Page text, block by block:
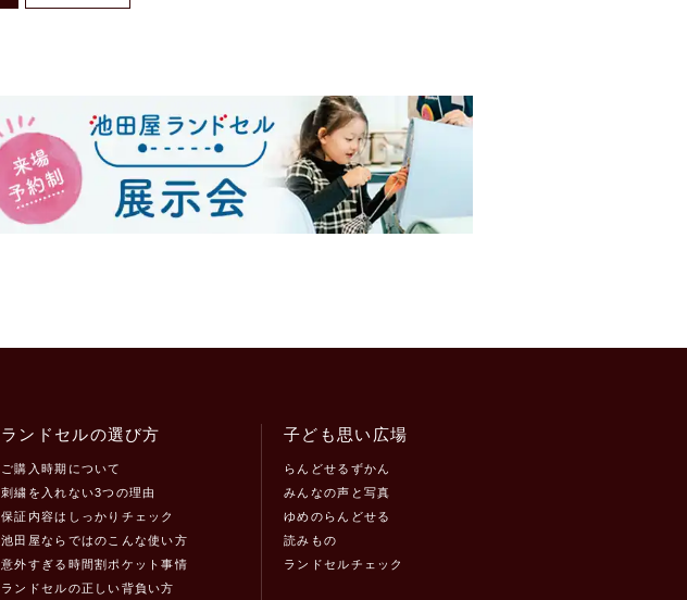
ランドセルの選び方
ご購入時期について
刺繍を入れない3つの理由
保証内容はしっかりチェック
池田屋ならではのこんな使い方
意外すぎる時間割ポケット事情
ランドセルの正しい背負い方
子ども思い広場
らんどせるずかん
みんなの声と写真
ゆめのらんどせる
読みもの
ランドセルチェック